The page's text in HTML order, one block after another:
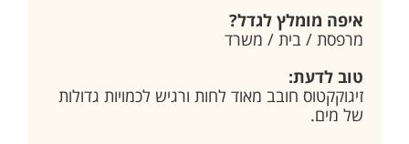
איפה מומלץ לגדל?
מרפסת / בית / משרד
טוב לדעת:
זיגוקקטוס חובב מאוד לחות ורגיש לכמויות גדולות
של מים.